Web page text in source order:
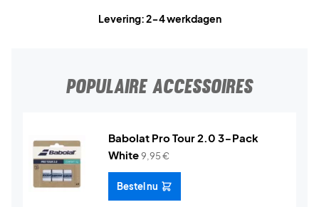
Levering: 2-4 werkdagen
POPULAIRE ACCESSOIRES
Babolat Pro Tour 2.0 3-Pack
White9,95€
Bestel nu